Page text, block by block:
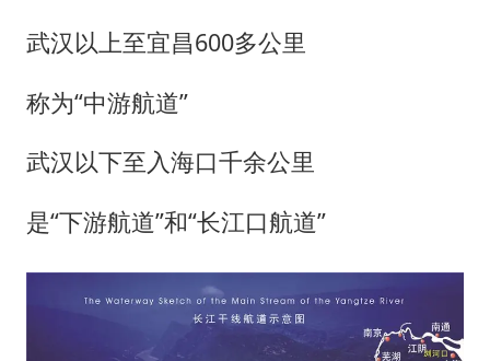
武汉以上至宜昌600多公里
称为“中游航道”
武汉以下至入海口千余公里
是“下游航道”和“长江口航道”